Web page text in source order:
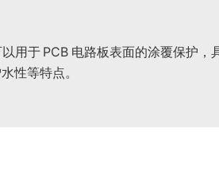
用于 PCB 电路板表面的涂覆保护，
性等特点。